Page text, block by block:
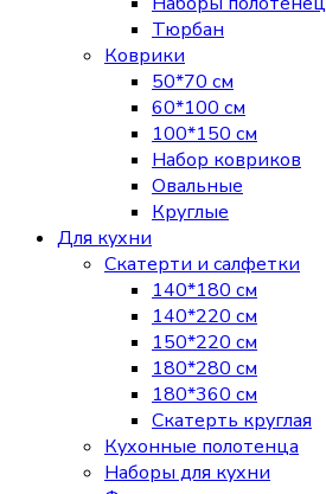
Тюрбан
Коврики
50*70 см
60*100 см
100*150 см
Набор ковриков
Овальные
Круглые
Для кухни
Скатерти и салфетки
140*180 см
140*220 см
150*220 см
180*280 см
180*360 см
Скатерть круглая
Кухонные полотенца
Наборы для кухни